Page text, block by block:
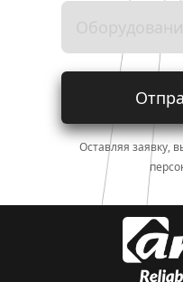
Оставляя заявку,